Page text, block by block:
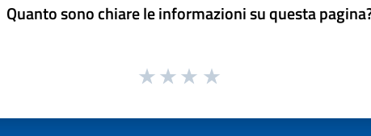
Quanto sono chiare le informazioni su questa